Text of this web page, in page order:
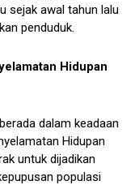
sejak awal tahun lalu
penduduk.
Hidupan
dalam keadaan
Hidupan
untuk dijadikan
populasi